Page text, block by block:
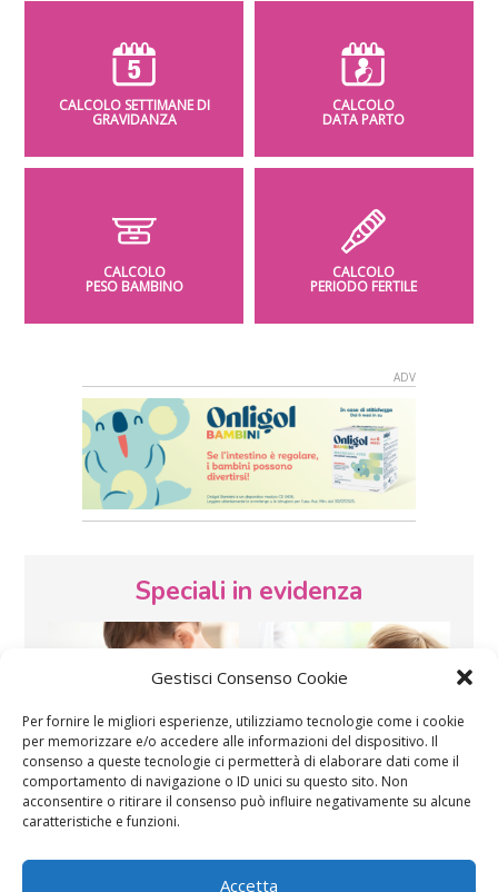
Gestisci Consenso Cookie
Per fornire le migliori esperienze, utilizziamo tecnologie come i cookie
per memorizzare e/o accedere alle informazioni del dispositivo. Il
consenso a queste tecnologie ci permetterà di elaborare dati come il
comportamento di navigazione o ID unici su questo sito. Non
acconsentire o ritirare il consenso può influire negativamente su alcune
caratteristiche e funzioni.
Accetta
CALCOLO SETTIMANE DI
GRAVIDANZA
CALCOLO
DATA PARTO
CALCOLO
PESO BAMBINO
CALCOLO
PERIODO FERTILE
Speciali in evidenza
Vaccini SOS Pediatra